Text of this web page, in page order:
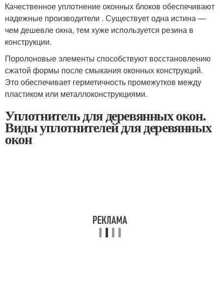
Качественное уплотнение оконных блоков обеспечивают
надежные производители . Существует одна истина —
чем дешевле окна, тем хуже используется резина в
конструкции.
Поролоновые элементы способствуют восстановлению
сжатой формы после смыкания оконных конструкций.
Это обеспечивает герметичность промежутков между
пластиком или металлоконструкциями.
Уплотнитель для деревянных окон.
Виды уплотнителей для деревянных
окон